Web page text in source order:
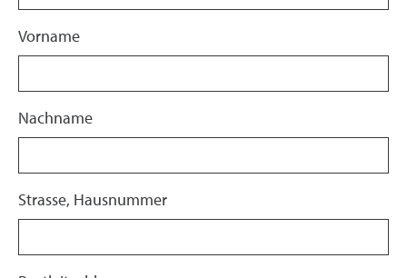
Vorname
Nachname
Strasse, Hausnummer